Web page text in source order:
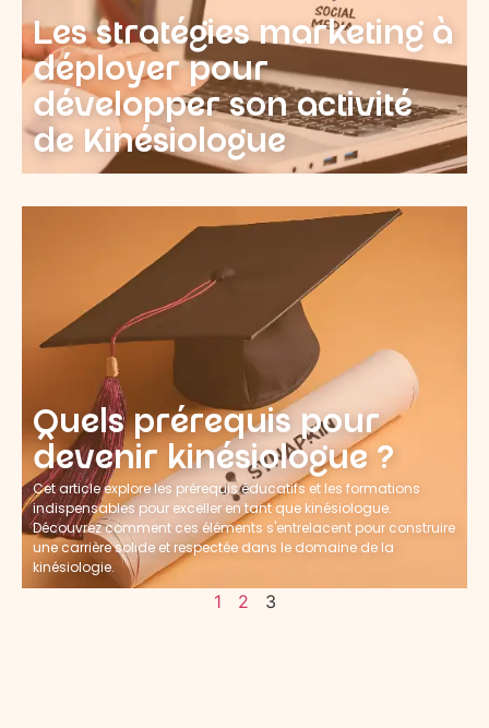
Les stratégies marketing à
déployer pour
développer son activité
de Kinésiologue
Quels prérequis pour
devenir kinésiologue ?
Cet article explore les prérequis éducatifs et les formations
indispensables pour exceller en tant que kinésiologue.
Découvrez comment ces éléments s'entrelacent pour construire
une carrière solide et respectée dans le domaine de la
kinésiologie.
1 2 3